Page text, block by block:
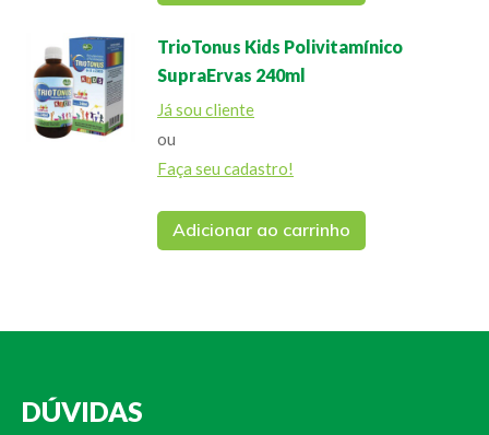
TrioTonus Kids Polivitamínico
SupraErvas 240ml
Já sou cliente
ou
Faça seu cadastro!
Adicionar ao carrinho
DÚVIDAS